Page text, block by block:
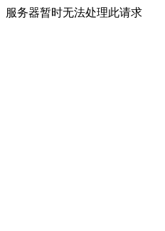
服务器暂时无法处理此请求